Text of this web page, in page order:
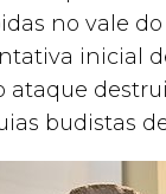
no vale
inicial
budistas